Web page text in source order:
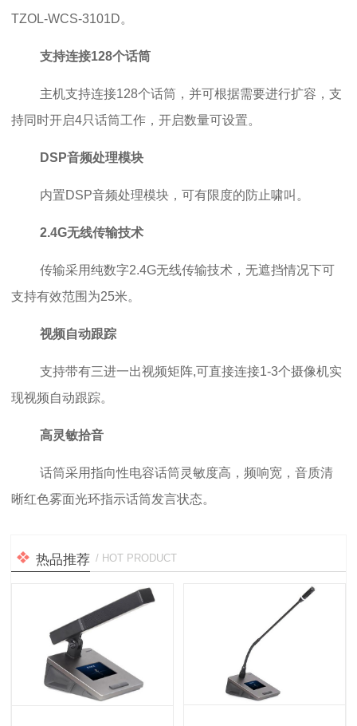
TZOL-WCS-3101D。
支持连接128个话筒
主机支持连接128个话筒，并可根据需要进行扩容，支
持同时开启4只话筒工作，开启数量可设置。
DSP音频处理模块
内置DSP音频处理模块，可有限度的防止啸叫。
2.4G无线传输技术
传输采用纯数字2.4G无线传输技术，无遮挡情况下可
支持有效范围为25米。
视频自动跟踪
支持带有三进一出视频矩阵,可直接连接1-3个摄像机实
现视频自动跟踪。
高灵敏拾音
话筒采用指向性电容话筒灵敏度高，频响宽，音质清
晰红色雾面光环指示话筒发言状态。
热品推荐 / HOT PRODUCT